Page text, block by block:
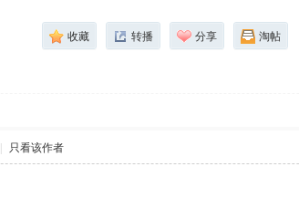
收藏 转播 分享 淘帖
只看该作者